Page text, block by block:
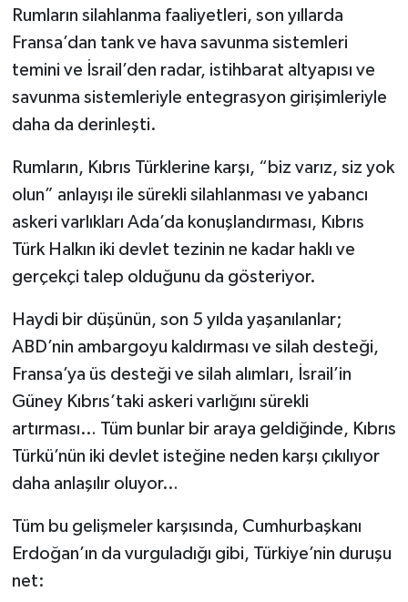
Rumların silahlanma faaliyetleri, son yıllarda
Fransa’dan tank ve hava savunma sistemleri
temini ve İsrail’den radar, istihbarat altyapısı ve
savunma sistemleriyle entegrasyon girişimleriyle
daha da derinleşti.
Rumların, Kıbrıs Türklerine karşı, “biz varız, siz yok
olun” anlayışı ile sürekli silahlanması ve yabancı
askeri varlıkları Ada’da konuşlandırması, Kıbrıs
Türk Halkın iki devlet tezinin ne kadar haklı ve
gerçekçi talep olduğunu da gösteriyor.
Haydi bir düşünün, son 5 yılda yaşanılanlar;
ABD’nin ambargoyu kaldırması ve silah desteği,
Fransa’ya üs desteği ve silah alımları, İsrail’in
Güney Kıbrıs’taki askeri varlığını sürekli
artırması… Tüm bunlar bir araya geldiğinde, Kıbrıs
Türkü’nün iki devlet isteğine neden karşı çıkılıyor
daha anlaşılır oluyor…
Tüm bu gelişmeler karşısında, Cumhurbaşkanı
Erdoğan’ın da vurguladığı gibi, Türkiye’nin duruşu
net: